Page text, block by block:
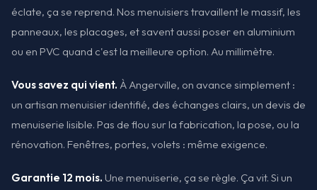
éclate, ça se reprend. Nos menuisiers travaillent le massif, les
panneaux, les placages, et savent aussi poser en aluminium
ou en PVC quand c'est la meilleure option. Au millimètre.
Vous savez qui vient. À Angerville, on avance simplement :
un artisan menuisier identifié, des échanges clairs, un devis de
menuiserie lisible. Pas de flou sur la fabrication, la pose, ou la
rénovation. Fenêtres, portes, volets : même exigence.
Garantie 12 mois. Une menuiserie, ça se règle. Ça vit. Si un